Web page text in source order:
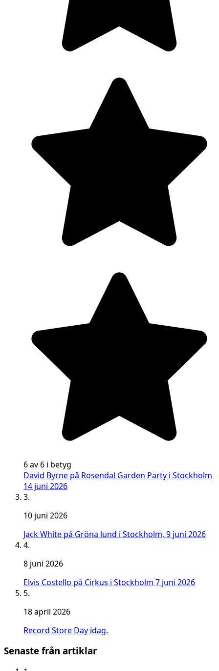
6 av 6 i betyg
David Byrne på Rosendal Garden Party i Stockholm
14 juni 2026
3.
10 juni 2026
Jack White på Gröna lund i Stockholm, 9 juni 2026
4.
8 juni 2026
Elvis Costello på Cirkus i Stockholm 7 juni 2026
5.
18 april 2026
Record Store Day idag.
Senaste från artiklar